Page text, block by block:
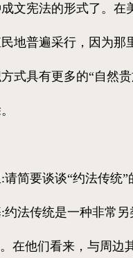
文宪法的形式了。在
地普遍采行，因为
式具有更多的“自然
要谈谈“约法传统”
传统是一种非常另
在他们看来，与周